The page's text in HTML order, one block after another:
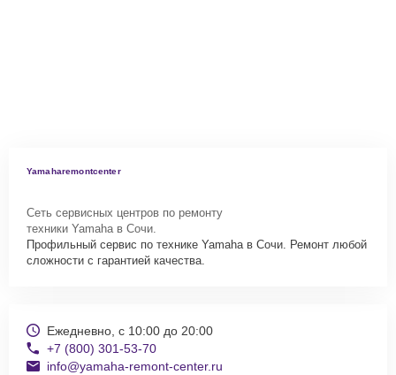
Yamaharemontcenter
Сеть сервисных центров по ремонту
техники Yamaha в Сочи.
Профильный сервис по технике Yamaha в Сочи. Ремонт любой
сложности с гарантией качества.
Ежедневно, с 10:00 до 20:00
+7 (800) 301-53-70
info@yamaha-remont-center.ru